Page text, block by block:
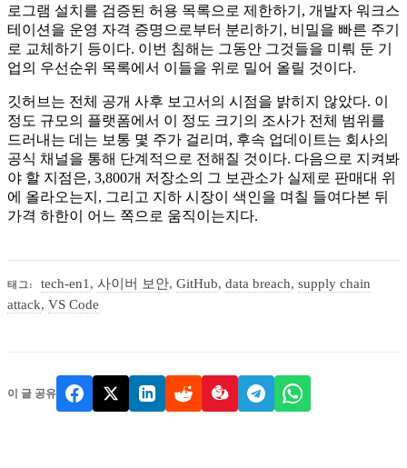
로그램 설치를 검증된 허용 목록으로 제한하기, 개발자 워크스
테이션을 운영 자격 증명으로부터 분리하기, 비밀을 빠른 주기
로 교체하기 등이다. 이번 침해는 그동안 그것들을 미뤄 둔 기
업의 우선순위 목록에서 이들을 위로 밀어 올릴 것이다.
깃허브는 전체 공개 사후 보고서의 시점을 밝히지 않았다. 이
정도 규모의 플랫폼에서 이 정도 크기의 조사가 전체 범위를
드러내는 데는 보통 몇 주가 걸리며, 후속 업데이트는 회사의
공식 채널을 통해 단계적으로 전해질 것이다. 다음으로 지켜봐
야 할 지점은, 3,800개 저장소의 그 보관소가 실제로 판매대 위
에 올라오는지, 그리고 지하 시장이 색인을 며칠 들여다본 뒤
가격 하한이 어느 쪽으로 움직이는지다.
태그: tech-en1,사이버 보안,GitHub,data breach,supply chain
attack, VS Code
이 글 공유